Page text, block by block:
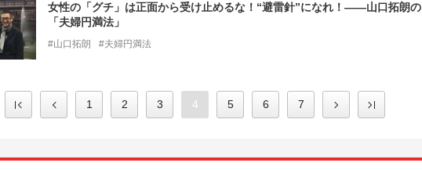
女性の「グチ」は正面から受け止めるな！“避雷針”になれ！――山口拓朗の
「夫婦円満法」
#山口拓朗 #夫婦円満法
1 2 3 4 5 6 7